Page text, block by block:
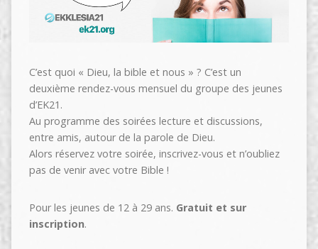
C’est quoi « Dieu, la bible et nous » ? C’est un
deuxième rendez-vous mensuel du groupe des jeunes
d’EK21.
Au programme des soirées lecture et discussions,
entre amis, autour de la parole de Dieu.
Alors réservez votre soirée, inscrivez-vous et n’oubliez
pas de venir avec votre Bible !
Pour les jeunes de 12 à 29 ans. Gratuit et sur
inscription.